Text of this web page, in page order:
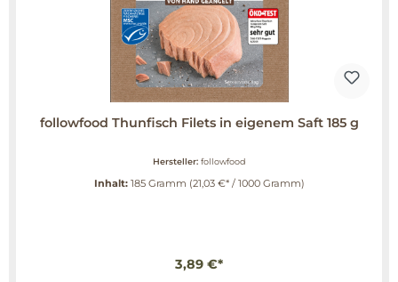
followfood Thunfisch Filets in eigenem Saft 185 g
Hersteller: followfood
Inhalt: 185 Gramm (21,03 €* / 1000 Gramm)
3,89 €*